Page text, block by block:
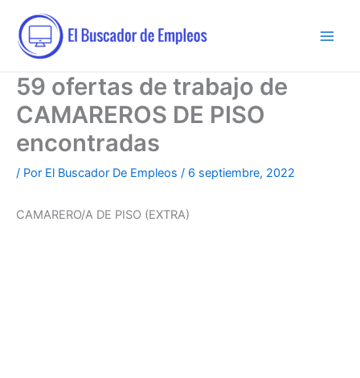
contenido
59 ofertas de trabajo de
CAMAREROS DE PISO
encontradas
/ Por El Buscador De Empleos / 6 septiembre, 2022
CAMARERO/A DE PISO (EXTRA)